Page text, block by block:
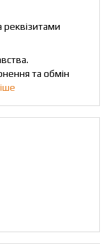
реквізитами
та обмін